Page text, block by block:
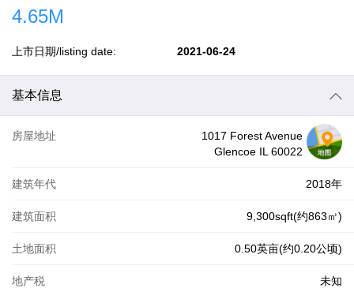
4.65M
上市日期/listing date: 2021-06-24
基本信息
房屋地址
1017 Forest Avenue
Glencoe IL 60022
建筑年代 2018年
建筑面积 9,300sqft(约863㎡)
土地面积 0.50英亩(约0.20公顷)
地产税 未知